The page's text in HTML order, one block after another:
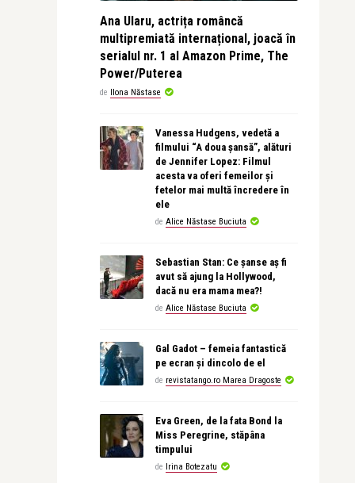
Ana Ularu, actrița româncă
multipremiată internațional, joacă în
serialul nr. 1 al Amazon Prime, The
Power/Puterea
de Ilona Năstase
Vanessa Hudgens, vedetă a
filmului “A doua șansă”, alături
de Jennifer Lopez: Filmul
acesta va oferi femeilor și
fetelor mai multă încredere în
ele
de Alice Năstase Buciuta
Sebastian Stan: Ce șanse aș fi
avut să ajung la Hollywood,
dacă nu era mama mea?!
de Alice Năstase Buciuta
Gal Gadot – femeia fantastică
pe ecran și dincolo de el
de revistatango.ro Marea Dragoste
Eva Green, de la fata Bond la
Miss Peregrine, stăpâna
timpului
de Irina Botezatu